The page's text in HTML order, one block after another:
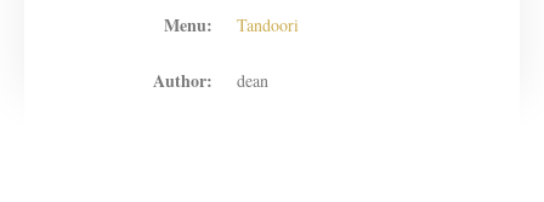
Menu: Tandoori
Author: dean